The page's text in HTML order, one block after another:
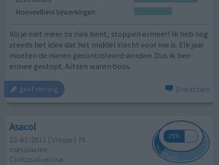
Hoeveelheid bijwerkingen
Als je niet meer zo ziek bent, stoppen ermee!! Ik heb nog
steeds het idee dat het middel slecht voor me is. Elk jaar
moeten de nieren gecontroleerd worden. Dus ik ben
ermee gestopt. Artsen waren boos.
geef mening 0 reacties
Asacol
23-01-2011 | Vrouw | 78
mesalazine
Colitus ulcerosa